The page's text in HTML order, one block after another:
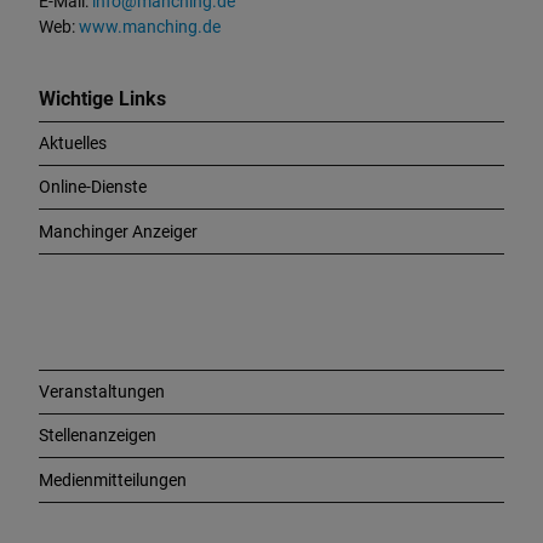
Web:www.manching.de
Wichtige Links
Aktuelles
Online-Dienste
Manchinger Anzeiger
Veranstaltungen
Stellenanzeigen
Medienmitteilungen